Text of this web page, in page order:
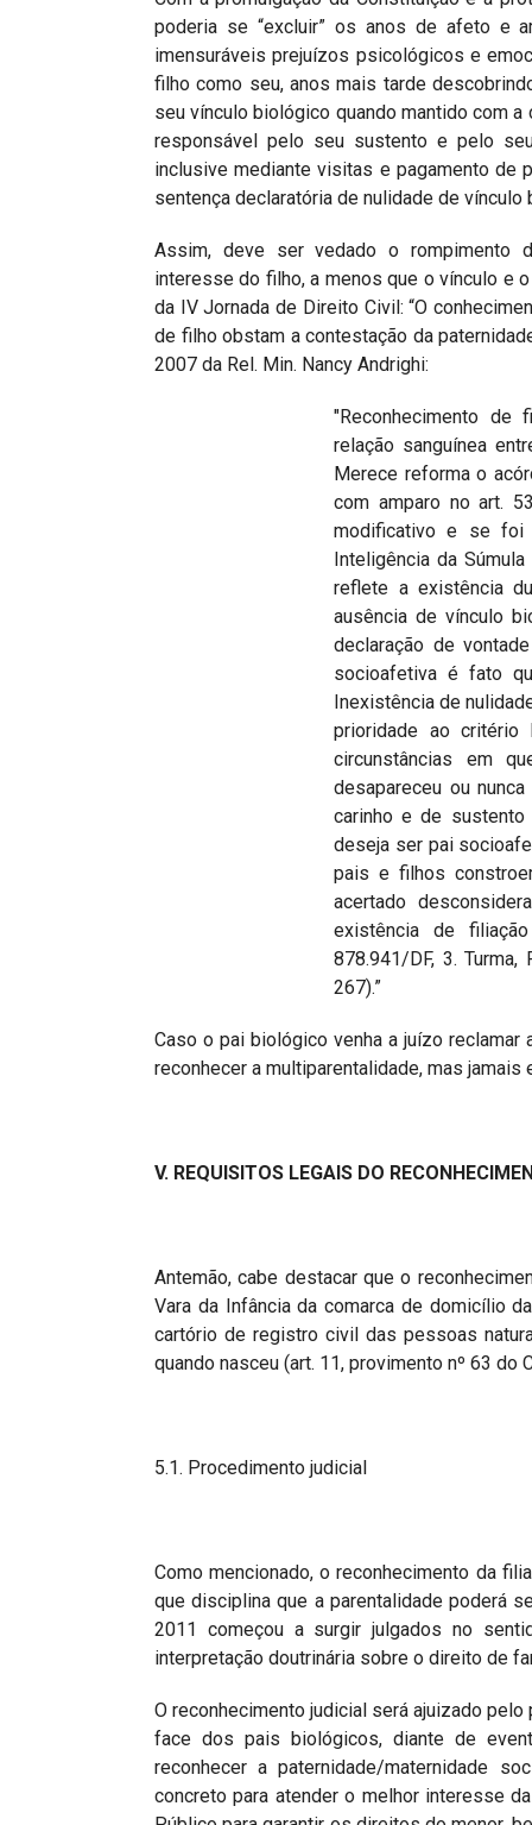
poderia se “excluir” os anos de afeto e
imensuráveis prejuízos psicológicos e
filho como seu, anos mais tarde
seu vínculo biológico quando mantido com a
responsável pelo seu sustento e pelo
inclusive mediante visitas e pagamento de
sentença declaratória de nulidade de
Assim, deve ser vedado o rompimento
interesse do filho, a menos que o vínculo e
da IV Jornada de Direito Civil: “O
de filho obstam a contestação da
2007 da Rel. Min. Nancy Andrighi:
"Reconhecimento de
relação sanguínea
Merece reforma o
com amparo no art.
modificativo e se foi
Inteligência da
reflete a existência
ausência de vínculo
declaração de
socioafetiva é fato
Inexistência de
prioridade ao critério
circunstâncias em
desapareceu ou
carinho e de
deseja ser pai
pais e filhos
acertado
existência de
878.941/DF, 3. Turma,
267).”
Caso o pai biológico venha a juízo
reconhecer a multiparentalidade, mas jamais
V. REQUISITOS LEGAIS DO
Antemão, cabe destacar que o
Vara da Infância da comarca de domicílio
cartório de registro civil das pessoas
quando nasceu (art. 11, provimento nº 63 do
5.1. Procedimento judicial
Como mencionado, o reconhecimento da
que disciplina que a parentalidade poderá
2011 começou a surgir julgados no
interpretação doutrinária sobre o direito de
O reconhecimento judicial será ajuizado
face dos pais biológicos, diante de
reconhecer a paternidade/maternidade
concreto para atender o melhor interesse